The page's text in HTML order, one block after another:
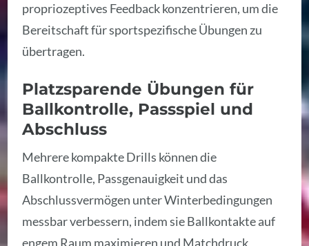
propriozeptives Feedback konzentrieren, um die
Bereitschaft für sportspezifische Übungen zu
übertragen.
Platzsparende Übungen für
Ballkontrolle, Passspiel und
Abschluss
Mehrere kompakte Drills können die
Ballkontrolle, Passgenauigkeit und das
Abschlussvermögen unter Winterbedingungen
messbar verbessern, indem sie Ballkontakte auf
engem Raum maximieren und Matchdruck